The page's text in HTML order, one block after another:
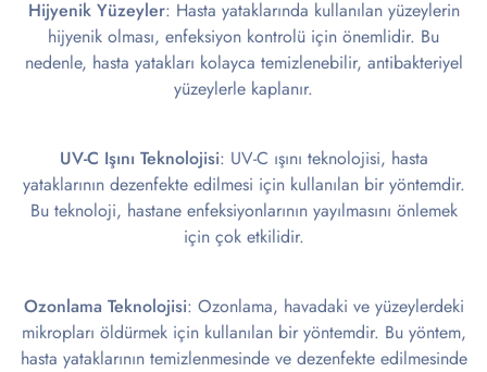
Hijyenik Yüzeyler: Hasta yataklarında kullanılan yüzeylerin
hijyenik olması, enfeksiyon kontrolü için önemlidir. Bu
nedenle, hasta yatakları kolayca temizlenebilir, antibakteriyel
yüzeylerle kaplanır.
UV-C Işını Teknolojisi: UV-C ışını teknolojisi, hasta
yataklarının dezenfekte edilmesi için kullanılan bir yöntemdir.
Bu teknoloji, hastane enfeksiyonlarının yayılmasını önlemek
için çok etkilidir.
Ozonlama Teknolojisi: Ozonlama, havadaki ve yüzeylerdeki
mikropları öldürmek için kullanılan bir yöntemdir. Bu yöntem,
hasta yataklarının temizlenmesinde ve dezenfekte edilmesinde